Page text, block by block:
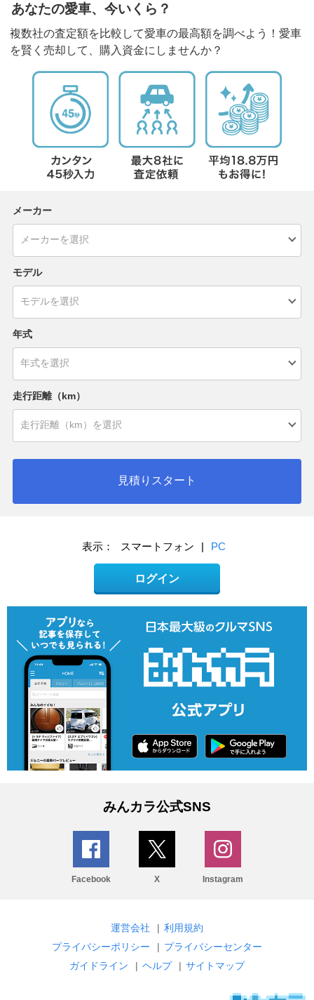
あなたの愛車、今いくら？
複数社の査定額を比較して愛車の最高額を調べよう！愛車
を賢く売却して、購入資金にしませんか？
メーカー
モデル
年式
走行距離（km）
見積りスタート
表示： スマートフォン | PC
ログイン
みんカラ公式SNS
Facebook X Instagram
運営会社 | 利用規約
プライバシーポリシー
| プライバシーセンター
ガイドライン
| ヘルプ | サイトマップ